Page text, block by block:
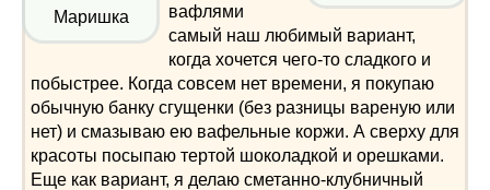
Маришка
вафлями
самый наш любимый вариант,
когда хочется чего-то сладкого и
побыстрее. Когда совсем нет времени, я покупаю
обычную банку сгущенки (без разницы вареную или
нет) и смазываю ею вафельные коржи. А сверху для
красоты посыпаю тертой шоколадкой и орешками.
Еще как вариант, я делаю сметанно-клубничный